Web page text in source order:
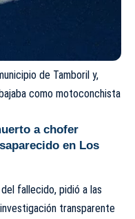
de Tamboril y,
como motoconchista
a chofer
en Los
fallecido, pidió a las
transparente